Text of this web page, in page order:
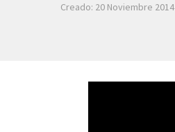
Creado: 20 Noviembre 2014